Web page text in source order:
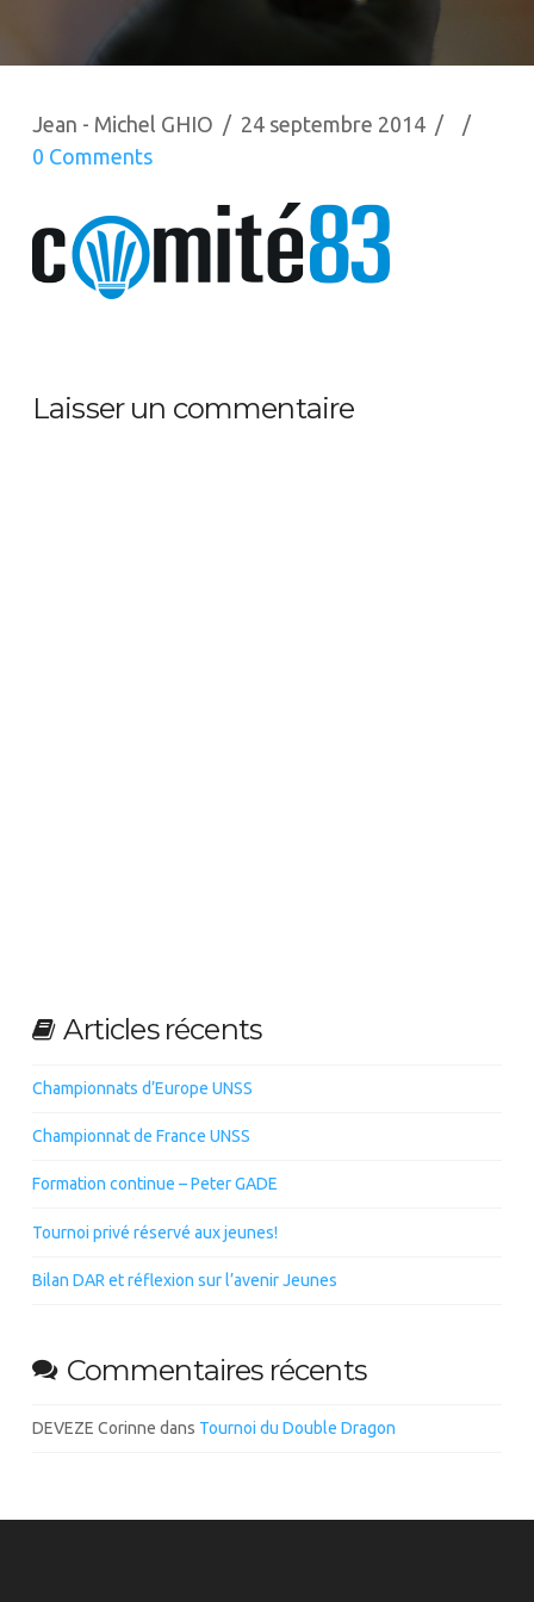
Jean - Michel GHIO
24 septembre 2014
0 Comments
Laisser un commentaire
Articles récents
Championnats d’Europe UNSS
Championnat de France UNSS
Formation continue – Peter GADE
Tournoi privé réservé aux jeunes!
Bilan DAR et réflexion sur l’avenir Jeunes
Commentaires récents
DEVEZE Corinne dans Tournoi du Double Dragon